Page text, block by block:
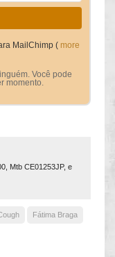
MailChimp ( more
Você pode
momento.
Mtb CE01253JP, e
Fátima Braga